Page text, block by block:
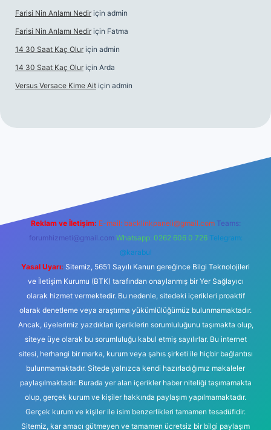
Farisi Nin Anlamı Nedir için admin
Farisi Nin Anlamı Nedir için Fatma
14 30 Saat Kaç Olur için admin
14 30 Saat Kaç Olur için Arda
Versus Versace Kime Ait için admin
Reklam ve İletişim: E-mail: backlinkpaneli@gmail.com Teams:
forumhizmeti@gmail.com Whatsapp: 0262 606 0 726 Telegram:
@karabul
Yasal Uyarı: Sitemiz, 5651 Sayılı Kanun gereğince Bilgi Teknolojileri
ve İletişim Kurumu (BTK) tarafından onaylanmış bir Yer Sağlayıcı
olarak hizmet vermektedir. Bu nedenle, sitedeki içerikleri proaktif
olarak denetleme veya araştırma yükümlülüğümüz bulunmamaktadır.
Ancak, üyelerimiz yazdıkları içeriklerin sorumluluğunu taşımakta olup,
siteye üye olarak bu sorumluluğu kabul etmiş sayılırlar. Bu internet
sitesi, herhangi bir marka, kurum veya şahıs şirketi ile hiçbir bağlantısı
bulunmamaktadır. Sitede yalnızca kendi hazırladığımız makaleler
paylaşılmaktadır. Burada yer alan içerikler haber niteliği taşımamakta
olup, gerçek kurum ve kişiler hakkında paylaşım yapılmamaktadır.
Gerçek kurum ve kişiler ile isim benzerlikleri tamamen tesadüfidir.
Sitemiz, kar amacı gütmeyen ve tamamen ücretsiz bir bilgi paylaşım